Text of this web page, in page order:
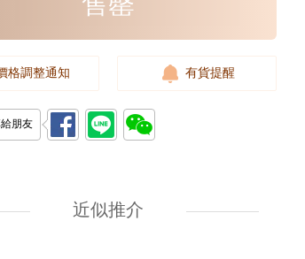
格調整通知 有貨提醒
朋友
近似推介
VERT FIZZ 淺綠色
4,880.00